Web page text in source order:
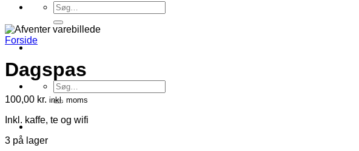
Søg
efter:
Søg
efter:
Forside
Dagspas
100,00 kr. inkl. moms
Inkl. kaffe, te og wifi
3 på lager